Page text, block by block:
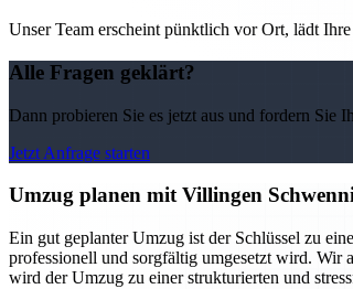
Unser Team erscheint pünktlich vor Ort, lädt
Alle Fragen geklärt?
Dann probieren Sie es jetzt aus und fordern Sie
Jetzt Anfrage starten
Umzug planen mit Villingen
Ein gut geplanter Umzug ist der Schlüssel zu
professionell und sorgfältig umgesetzt wird. Wir
wird der Umzug zu einer strukturierten und